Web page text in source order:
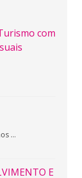
com
…
E